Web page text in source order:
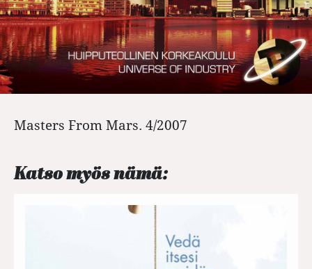
Masters From Mars. 4/2007
Katso myös nämä: